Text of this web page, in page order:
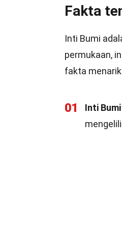
Fakta
Inti Bumi
permukaan,
fakta
01 Inti